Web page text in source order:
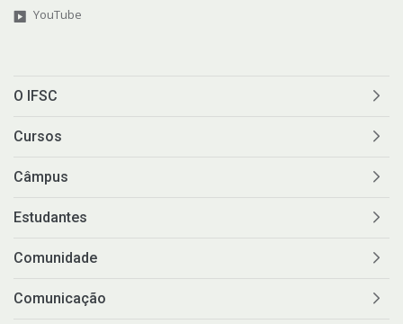
YouTube
O IFSC
Cursos
Câmpus
Estudantes
Comunidade
Comunicação